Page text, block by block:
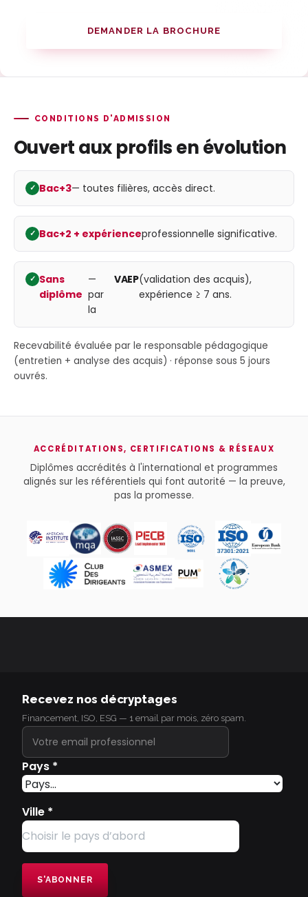
DEMANDER LA BROCHURE
CONDITIONS D'ADMISSION
Ouvert aux profils en évolution
Bac+3— toutes filières, accès direct.
Bac+2 + expérienceprofessionnelle significative.
Sans
diplôme
—
par
la
VAEP(validation des acquis),
expérience ≥ 7 ans.
Recevabilité évaluée par le responsable pédagogique
(entretien + analyse des acquis) · réponse sous 5 jours
ouvrés.
ACCRÉDITATIONS, CERTIFICATIONS & RÉSEAUX
Diplômes accrédités à l'international et programmes
alignés sur les référentiels qui font autorité — la preuve,
pas la promesse.
Recevez nos décryptages
Financement, ISO, ESG — 1 email par mois, zéro spam.
Pays *
Ville *
S'ABONNER